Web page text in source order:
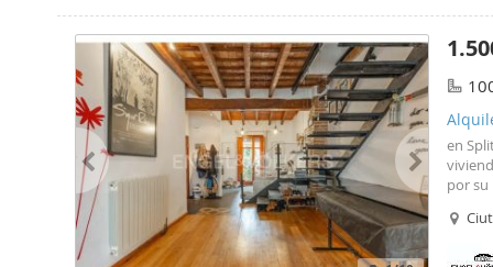
en
por su